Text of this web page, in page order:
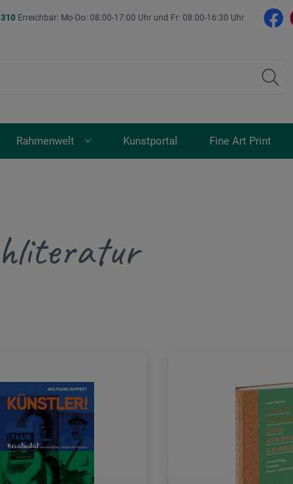
Erreichbar: Mo-Do: 08:00-17:00 Uhr und Fr: 08:00-16:30 Uhr
Rahmenwelt Kunstportal Fine Art Print